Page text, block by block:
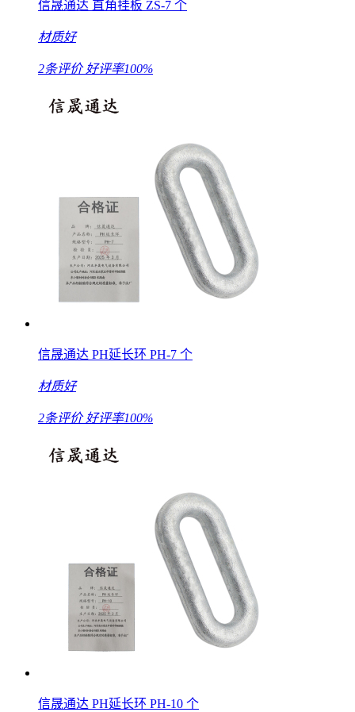
信晟通达 直角挂板 ZS-7 个
材质好
2条评价 好评率100%
信晟通达 PH延长环 PH-7 个
材质好
2条评价 好评率100%
信晟通达 PH延长环 PH-10 个